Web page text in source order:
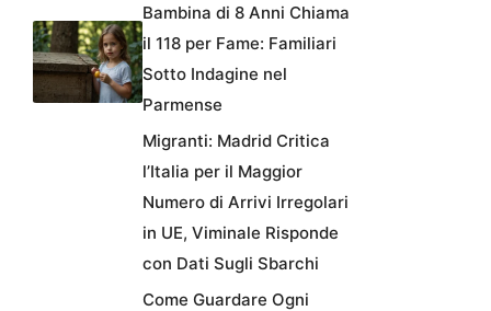
Bambina di 8 Anni Chiama
il 118 per Fame: Familiari
Sotto Indagine nel
Parmense
Migranti: Madrid Critica
l’Italia per il Maggior
Numero di Arrivi Irregolari
in UE, Viminale Risponde
con Dati Sugli Sbarchi
Come Guardare Ogni